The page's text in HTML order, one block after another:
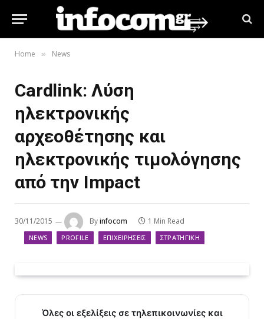
Home » News
Cardlink: Λύση
ηλεκτρονικής
αρχεοθέτησης και
ηλεκτρονικής τιμολόγησης
από την Impact
30/11/2015 Byinfocom 1 Min Read
NEWS PROFILE ΕΠΙΧΕΙΡΉΣΕΙΣ ΣΤΡΑΤΗΓΙΚΉ
Όλες οι εξελίξεις σε τηλεπικοινωνίες και